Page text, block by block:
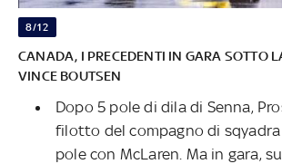
8/12
CANADA, I PRECEDENTI IN GARA SOTTO
VINCE BOUTSEN
Dopo 5 pole di dila di Senna,
filotto del compagno di sqyadra
pole con McLaren. Ma in gara,